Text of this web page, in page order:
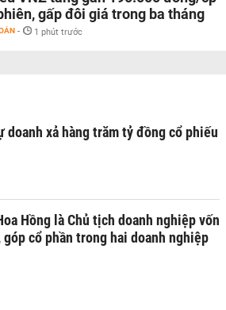
gấp đôi giá trong ba tháng
- 1 phút trước
doanh xả hàng trăm tỷ đồng cổ phiếu
Hồng là Chủ tịch doanh nghiệp vốn
góp cổ phần trong hai doanh nghiệp